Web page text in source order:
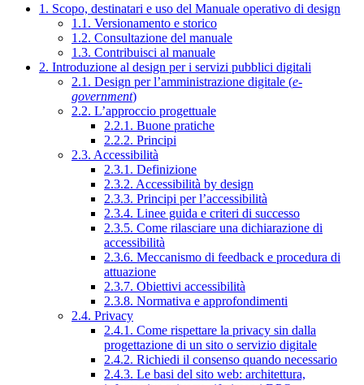
1. Scopo, destinatari e uso del Manuale operativo di design
1.1. Versionamento e storico
1.2. Consultazione del manuale
1.3. Contribuisci al manuale
2. Introduzione al design per i servizi pubblici digitali
2.1. Design per l’amministrazione digitale (e-
government)
2.2. L’approccio progettuale
2.2.1. Buone pratiche
2.2.2. Principi
2.3. Accessibilità
2.3.1. Definizione
2.3.2. Accessibilità by design
2.3.3. Principi per l’accessibilità
2.3.4. Linee guida e criteri di successo
2.3.5. Come rilasciare una dichiarazione di
accessibilità
2.3.6. Meccanismo di feedback e procedura di
attuazione
2.3.7. Obiettivi accessibilità
2.3.8. Normativa e approfondimenti
2.4. Privacy
2.4.1. Come rispettare la privacy sin dalla
progettazione di un sito o servizio digitale
2.4.2. Richiedi il consenso quando necessario
2.4.3. Le basi del sito web: architettura,